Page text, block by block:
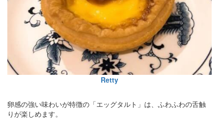
Retty
卵感の強い味わいが特徴の「エッグタルト」は、ふわふわの舌触
りが楽しめます。